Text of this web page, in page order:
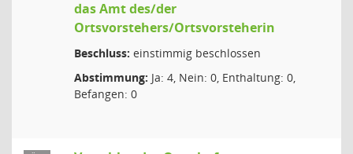
das Amt des/der
Ortsvorstehers/Ortsvorsteherin
Beschluss: einstimmig beschlossen
Abstimmung: Ja: 4, Nein: 0, Enthaltung: 0,
Befangen: 0